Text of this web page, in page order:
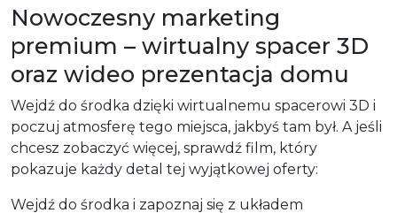
Nowoczesny marketing
premium – wirtualny spacer 3D
oraz wideo prezentacja domu
Wejdź do środka dzięki wirtualnemu spacerowi 3D i
poczuj atmosferę tego miejsca, jakbyś tam był. A jeśli
chcesz zobaczyć więcej, sprawdź film, który
pokazuje każdy detal tej wyjątkowej oferty:
Wejdź do środka i zapoznaj się z układem